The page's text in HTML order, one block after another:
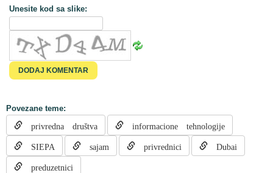
Unesite kod sa slike:
Povezane teme:
privredna društva informacione tehnologije
SIEPA sajam privrednici Dubai
preduzetnici